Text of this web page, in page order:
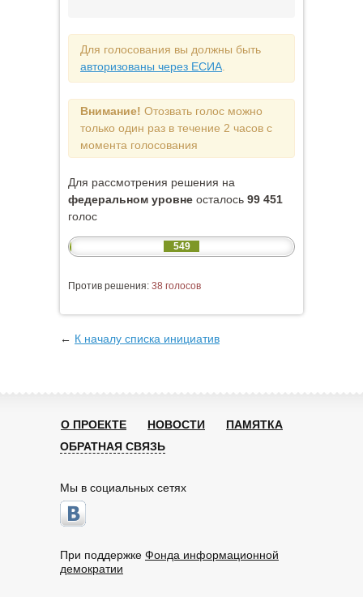
Для голосования вы должны быть
авторизованы через ЕСИА
Внимание! Отозвать голос можно
только один раз в течение 2 часов с
момента голосования
Для рассмотрения решения на
федеральном уровне осталось 99 451
голос
549
Против решения: 38 голосов
← К началу списка инициатив
О ПРОЕКТЕ НОВОСТИ
ПАМЯТКА
ОБРАТНАЯ СВЯЗЬ
Мы в социальных сетях
При поддержке Фонда информационной
демократии